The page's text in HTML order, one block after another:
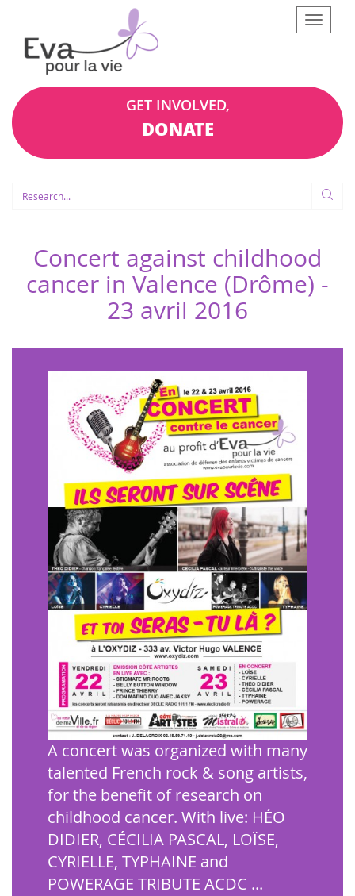
Afficher
le
GET INVOLVED,
DONATE
Concert against childhood
cancer in Valence (Drôme) -
23 avril 2016
A concert was organized with many
talented French rock & song artists,
for the benefit of research on
childhood cancer. With live: HÉO
DIDIER, CÉCILIA PASCAL, LOÏSE,
CYRIELLE, TYPHAINE and
POWERAGE TRIBUTE ACDC ...